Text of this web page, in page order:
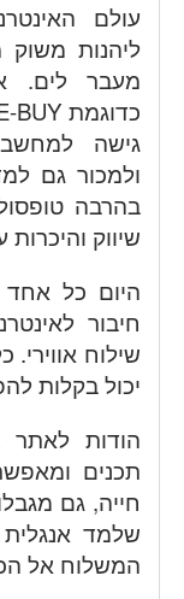
עולם
ליהנות
מעבר לים.
גישה
ולמכור גם
בהרבה
שיווק
היום כל
חיבור
שילוח
יכול בקלות
הודות לאתר
תכנים
חייה, גם
שלמד
המשלוח אל